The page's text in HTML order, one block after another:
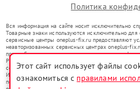
Политика
Вся информация на сайте носит исключительно
Товарные знаки используются исключительно
сервисные центры oneplus-fix.ru предоставляют
неавторизованных сервисных центрах oneplus-
правообладателями товарных знаков или их
Ремонт осуществляется для устройств, уже
со статьей 1487 ГК РФ.
Использование товарных знаков не преследует
потребителей в заблуждение, а служит для
Этот сайт использует файлы
ознакомиться с правилами